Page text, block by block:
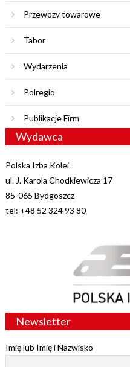
Przewozy towarowe
Tabor
Wydarzenia
Polregio
Publikacje Firm
Wydawca
Polska Izba Kolei
ul. J. Karola Chodkiewicza 17
85-065 Bydgoszcz
tel: +48 52 324 93 80
Newsletter
Imię lub Imię i Nazwisko